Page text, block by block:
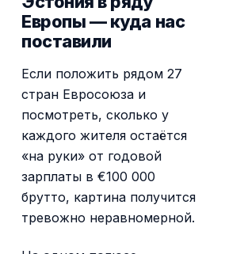
Европы — куда нас
поставили
Если положить рядом 27
стран Евросоюза и
посмотреть, сколько у
каждого жителя остаётся
«на руки» от годовой
зарплаты в €100 000
брутто, картина получится
тревожно неравномерной.